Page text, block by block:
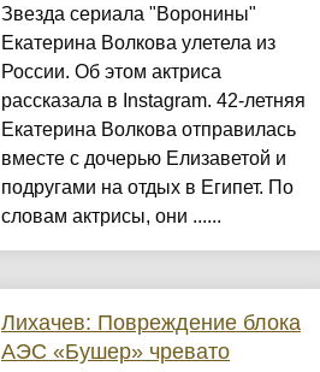
Звезда сериала "Воронины"
Екатерина Волкова улетела из
России. Об этом актриса
рассказала в Instagram. 42-летняя
Екатерина Волкова отправилась
вместе с дочерью Елизаветой и
подругами на отдых в Египет. По
словам актрисы, они ......
Лихачев: Повреждение блока
АЭС «Бушер» чревато